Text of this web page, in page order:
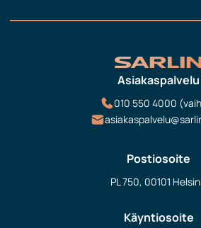
Asiakaspalvelu
010 550 4000
Postiosoite
PL 750, 00101
Käyntiosoite